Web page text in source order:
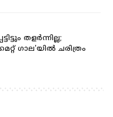
തളർന്നില്ല;
ഗാല'യിൽ ചരിത്രം